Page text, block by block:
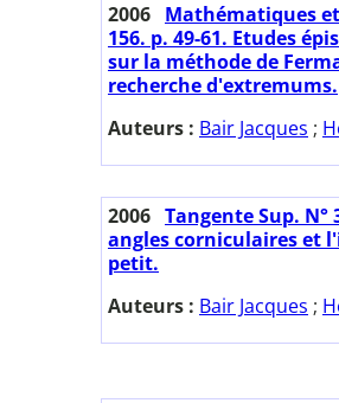
2006 Mathématiques
156. p. 49-61. Etudes
sur la méthode de
recherche d'extremums.
Auteurs : Bair Jacques ;
2006 Tangente Sup. N°
angles corniculaires et
petit.
Auteurs : Bair Jacques ;